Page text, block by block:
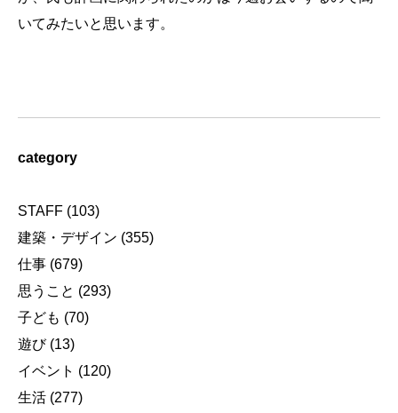
いてみたいと思います。
category
STAFF (103)
建築・デザイン (355)
仕事 (679)
思うこと (293)
子ども (70)
遊び(13)
イベント (120)
生活 (277)